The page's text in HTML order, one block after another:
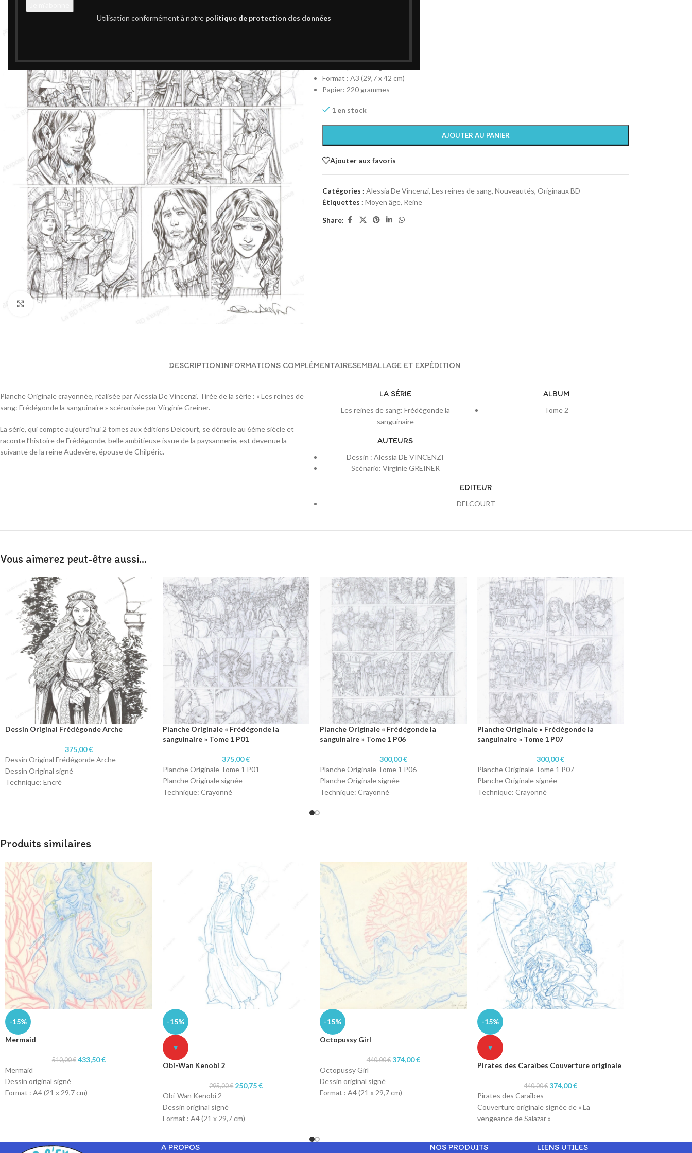
Utilisation conformément à notre politique de protection des données
Cliquez pour agrandir
450,00
Format : A3 (29,7 x 42 cm)
Papier: 220 grammes
1 en stock
AJOUTER AU PANIER
Ajouter aux favoris
Catégories : Alessia De Vincenzi, Les reines de sang, Nouveautés, Originaux BD
Étiquettes : Moyen âge, Reine
Share:
DESCRIPTIONINFORMATIONS COMPLÉMENTAIRESEMBALLAGE ET EXPÉDITION
Planche Originale crayonnée, réalisée par Alessia De Vincenzi. Tirée de la série : « Les reines de
sang: Frédégonde la sanguinaire » scénarisée par Virginie Greiner.
La série, qui compte aujourd’hui 2 tomes aux éditions Delcourt, se déroule au 6ème siècle et
raconte l’histoire de Frédégonde, belle ambitieuse issue de la paysannerie, est devenue la
suivante de la reine Audevère, épouse de Chilpéric.
LA SÉRIE
Les reines de sang: Frédégonde la
sanguinaire
ALBUM
Tome 2
AUTEURS
Dessin : Alessia DE VINCENZI
Scénario: Virginie GREINER
EDITEUR
DELCOURT
Vous aimerez peut-être aussi…
Dessin Original Frédégonde Arche
375,00€
Dessin Original Frédégonde Arche
Dessin Original signé
Technique: Encré
Planche Originale « Frédégonde la
sanguinaire » Tome 1 P01
375,00€
Planche Originale Tome 1 P01
Planche Originale signée
Technique: Crayonné
Planche Originale « Frédégonde la
sanguinaire » Tome 1 P06
300,00€
Planche Originale Tome 1 P06
Planche Originale signée
Technique: Crayonné
Planche Originale « Frédégonde la
sanguinaire » Tome 1 P07
300,00€
Planche Originale Tome 1 P07
Planche Originale signée
Technique: Crayonné
Produits similaires
-15%
Mermaid
510,00€ 433,50€
Mermaid
Dessin original signé
Format : A4 (21 x 29,7 cm)
-15%
♥
Obi-Wan Kenobi 2
295,00€ 250,75€
Obi-Wan Kenobi 2
Dessin original signé
Format : A4 (21 x 29,7 cm)
Papier : machine 90gr
-15%
Octopussy Girl
440,00€ 374,00€
Octopussy Girl
Dessin original signé
Format : A4 (21 x 29,7 cm)
-15%
♥
Pirates des Caraïbes Couverture originale
440,00€ 374,00€
Pirates des Caraïbes
Couverture originale signée de « La
vengeance de Salazar »
Technique : col-erase blue pencil
A PROPOS NOS PRODUITS LIENS UTILES